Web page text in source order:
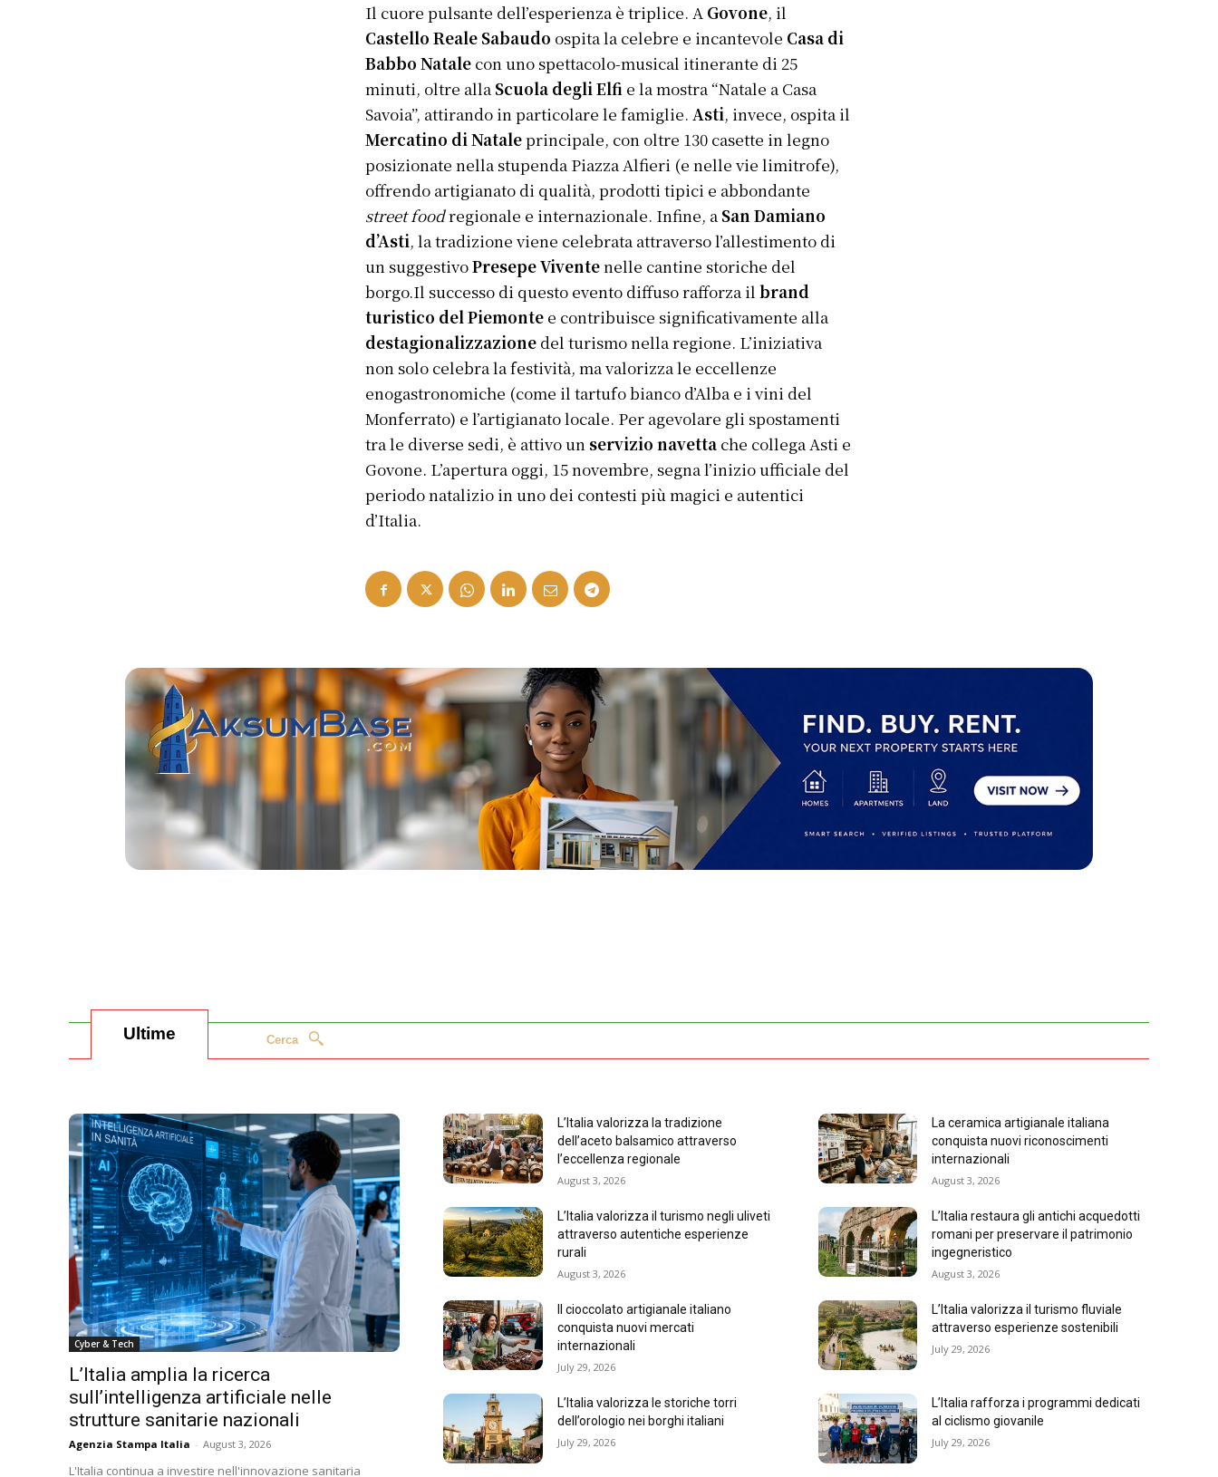
Il cuore pulsante dell’esperienza è triplice. A Govone, il
Castello Reale Sabaudo ospita la celebre e incantevole Casa di
Babbo Natale con uno spettacolo-musical itinerante di 25
minuti, oltre alla Scuola degli Elfi e la mostra “Natale a Casa
Savoia”, attirando in particolare le famiglie.Asti, invece, ospita il
Mercatino di Nataleprincipale, con oltre 130 casette in legno
posizionate nella stupenda Piazza Alfieri (e nelle vie limitrofe),
offrendo artigianato di qualità, prodotti tipici e abbondante
street foodregionale e internazionale. Infine, a San Damiano
d’Asti, la tradizione viene celebrata attraverso l’allestimento di
un suggestivoPresepe Viventenelle cantine storiche del
borgo.Il successo di questo evento diffuso rafforza ilbrand
turistico del Piemonte e contribuisce significativamente alla
destagionalizzazione del turismo nella regione. L’iniziativa
non solo celebra la festività, ma valorizza le eccellenze
enogastronomiche (come il tartufo bianco d’Alba e i vini del
Monferrato) e l’artigianato locale. Per agevolare gli spostamenti
tra le diverse sedi, è attivo un servizio navetta che collega Asti e
Govone. L’apertura oggi, 15 novembre, segna l’inizio ufficiale del
periodo natalizio in uno dei contesti più magici e autentici
d’Italia.
Ultime Cerca
Cyber & Tech
L’Italia amplia la ricerca
sull’intelligenza artificiale nelle
strutture sanitarie nazionali
Agenzia Stampa Italia - August 3, 2026
L'Italia continua a investire nell'innovazione sanitaria
L’Italia valorizza la tradizione
dell’aceto balsamico attraverso
l’eccellenza regionale
August 3, 2026
La ceramica artigianale italiana
conquista nuovi riconoscimenti
internazionali
August 3, 2026
L’Italia valorizza il turismo negli uliveti
attraverso autentiche esperienze
rurali
August 3, 2026
L’Italia restaura gli antichi acquedotti
romani per preservare il patrimonio
ingegneristico
August 3, 2026
Il cioccolato artigianale italiano
conquista nuovi mercati
internazionali
July 29, 2026
L’Italia valorizza il turismo fluviale
attraverso esperienze sostenibili
July 29, 2026
L’Italia valorizza le storiche torri
dell’orologio nei borghi italiani
July 29, 2026
L’Italia rafforza i programmi dedicati
al ciclismo giovanile
July 29, 2026